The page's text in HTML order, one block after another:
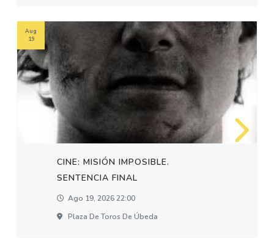
CINE: MISIÓN IMPOSIBLE.
SENTENCIA FINAL
Ago 19, 2026 22:00
Plaza De Toros De Úbeda
Aug
19